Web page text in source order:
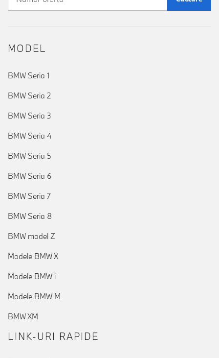
MODEL
BMW Seria 1
BMW Seria 2
BMW Seria 3
BMW Seria 4
BMW Seria 5
BMW Seria 6
BMW Seria 7
BMW Seria 8
BMW model Z
Modele BMW X
Modele BMW i
Modele BMW M
BMW XM
LINK-URI RAPIDE